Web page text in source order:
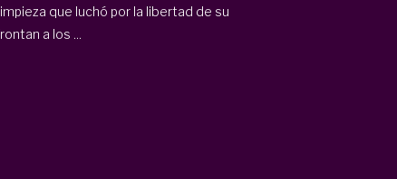
que luchó por la libertad de su
a los ...